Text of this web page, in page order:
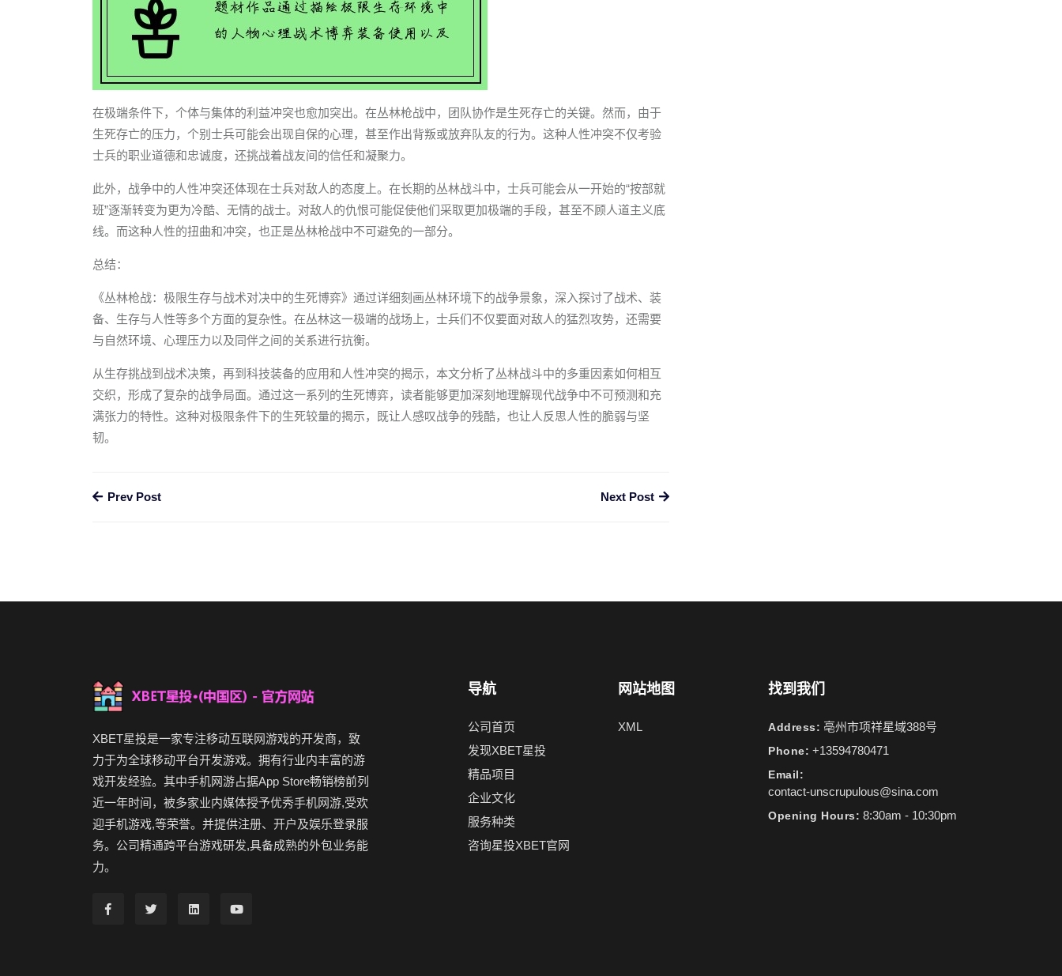
在极端条件下，个体与集体的利益冲突也愈加突出。在丛林枪战中，团队协作是生死存亡的关键。然而，由于
生死存亡的压力，个别士兵可能会出现自保的心理，甚至作出背叛或放弃队友的行为。这种人性冲突不仅考验
士兵的职业道德和忠诚度，还挑战着战友间的信任和凝聚力。
此外，战争中的人性冲突还体现在士兵对敌人的态度上。在长期的丛林战斗中，士兵可能会从一开始的“按部就
班”逐渐转变为更为冷酷、无情的战士。对敌人的仇恨可能促使他们采取更加极端的手段，甚至不顾人道主义底
线。而这种人性的扭曲和冲突，也正是丛林枪战中不可避免的一部分。
总结：
《丛林枪战：极限生存与战术对决中的生死博弈》通过详细刻画丛林环境下的战争景象，深入探讨了战术、装
备、生存与人性等多个方面的复杂性。在丛林这一极端的战场上，士兵们不仅要面对敌人的猛烈攻势，还需要
与自然环境、心理压力以及同伴之间的关系进行抗衡。
从生存挑战到战术决策，再到科技装备的应用和人性冲突的揭示，本文分析了丛林战斗中的多重因素如何相互
交织，形成了复杂的战争局面。通过这一系列的生死博弈，读者能够更加深刻地理解现代战争中不可预测和充
满张力的特性。这种对极限条件下的生死较量的揭示，既让人感叹战争的残酷，也让人反思人性的脆弱与坚
韧。
Prev Post Next Post
XBET星投是一家专注移动互联网游戏的开发商，致
力于为全球移动平台开发游戏。拥有行业内丰富的游
戏开发经验。其中手机网游占据App Store畅销榜前列
近一年时间，被多家业内媒体授予优秀手机网游,受欢
迎手机游戏,等荣誉。并提供注册、开户及娱乐登录服
务。公司精通跨平台游戏研发,具备成熟的外包业务能
力。
导航
公司首页
发现XBET星投
精品项目
企业文化
服务种类
咨询星投XBET官网
网站地图
XML
找到我们
Address: 亳州市项祥星域388号
Phone: +13594780471
Email:
contact-unscrupulous@sina.com
Opening Hours: 8:30am - 10:30pm